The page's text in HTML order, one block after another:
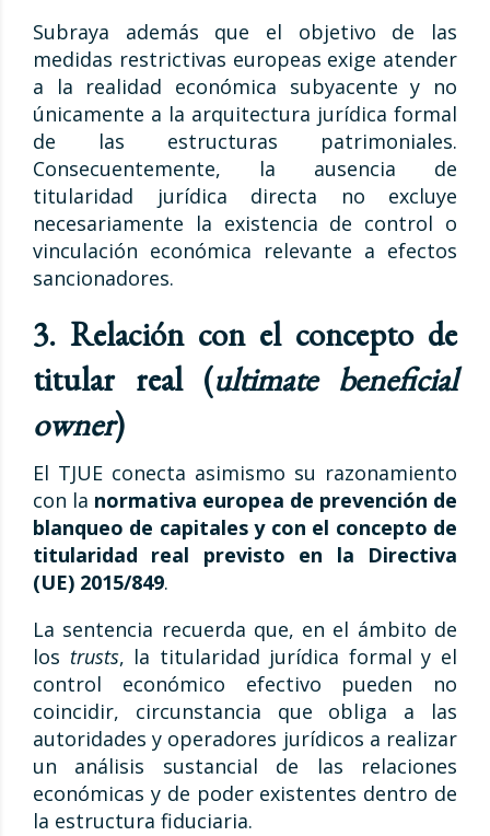
Subraya además que el objetivo de las
medidas restrictivas europeas exige atender
a la realidad económica subyacente y no
únicamente a la arquitectura jurídica formal
de las estructuras patrimoniales.
Consecuentemente, la ausencia de
titularidad jurídica directa no excluye
necesariamente la existencia de control o
vinculación económica relevante a efectos
sancionadores.
3. Relación con el concepto de
titular real (ultimate beneficial
owner)
El TJUE conecta asimismo su razonamiento
con la normativa europea de prevención de
blanqueo de capitales y con el concepto de
titularidad real previsto en la Directiva
(UE) 2015/849.
La sentencia recuerda que, en el ámbito de
los trusts, la titularidad jurídica formal y el
control económico efectivo pueden no
coincidir, circunstancia que obliga a las
autoridades y operadores jurídicos a realizar
un análisis sustancial de las relaciones
económicas y de poder existentes dentro de
la estructura fiduciaria.